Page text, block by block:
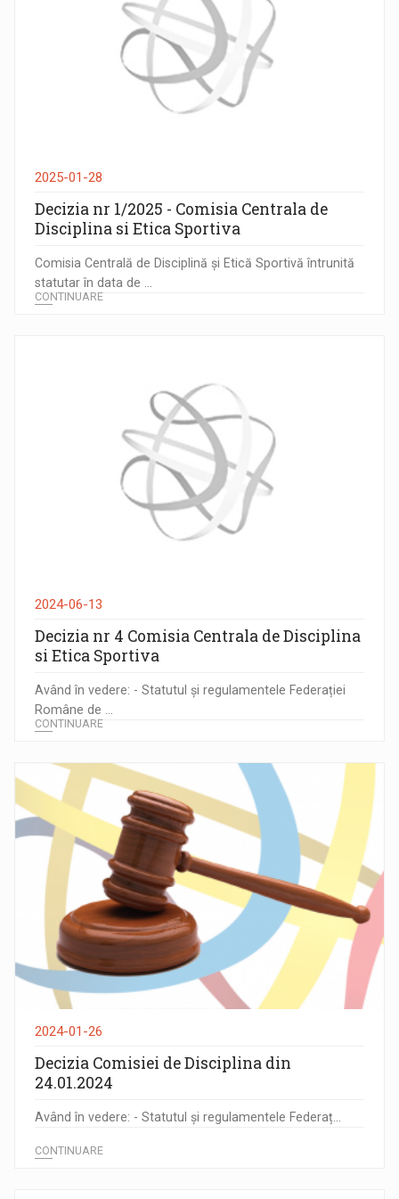
2025-01-28
Decizia nr 1/2025 - Comisia Centrala de
Disciplina si Etica Sportiva
Comisia Centrală de Disciplină și Etică Sportivă întrunită
statutar în data de ...
CONTINUARE
2024-06-13
Decizia nr 4 Comisia Centrala de Disciplina
si Etica Sportiva
Având în vedere: - Statutul și regulamentele Federației
Române de ...
CONTINUARE
2024-01-26
Decizia Comisiei de Disciplina din
24.01.2024
Având în vedere: - Statutul și regulamentele Federaț...
CONTINUARE